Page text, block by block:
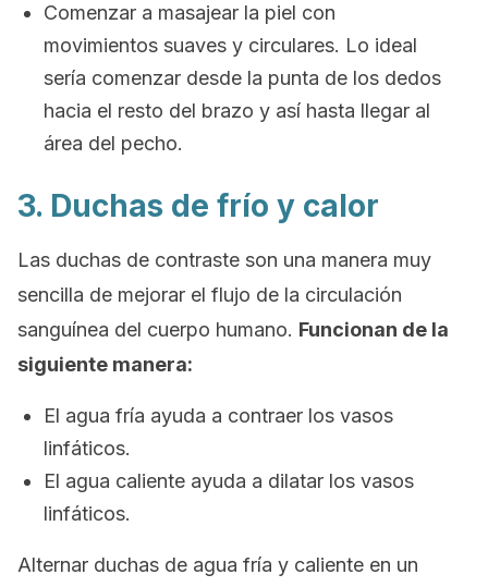
Comenzar a masajear la piel con
movimientos suaves y circulares. Lo ideal
sería comenzar desde la punta de los dedos
hacia el resto del brazo y así hasta llegar al
área del pecho.
3. Duchas de frío y calor
Las duchas de contraste son una manera muy
sencilla de mejorar el flujo de la circulación
sanguínea del cuerpo humano. Funcionan de la
siguiente manera:
El agua fría ayuda a contraer los vasos
linfáticos.
El agua caliente ayuda a dilatar los vasos
linfáticos.
Alternar duchas de agua fría y caliente en un